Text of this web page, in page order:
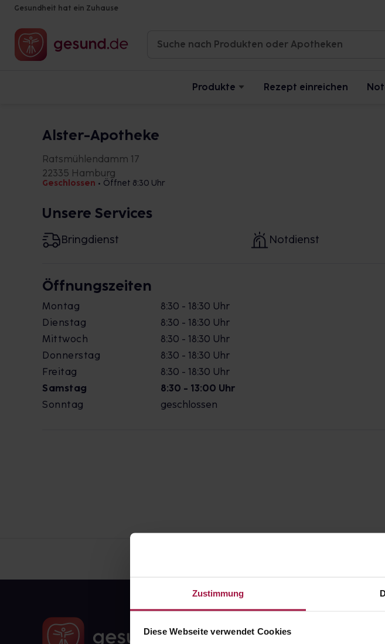
Zustimmung
Diese Webseite verwendet Cookies
Gesundheit hat ein Zuhause
Produkte Rezept einreichen
Alster-Apotheke
Ratsmühlendamm 17
22335 Hamburg
Geschlossen • Öffnet 8:30 Uhr
Unsere Services
Bringdienst Notdienst
Öffnungszeiten
Montag
8:30 - 18:30 Uhr
Dienstag
8:30 - 18:30 Uhr
Mittwoch
8:30 - 18:30 Uhr
Donnerstag
8:30 - 18:30 Uhr
Freitag
8:30 - 18:30 Uhr
Samstag
8:30 - 13:00 Uhr
Sonntag
geschlossen